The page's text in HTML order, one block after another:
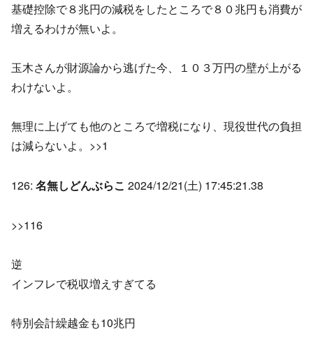
基礎控除で８兆円の減税をしたところで８０兆円も消費が
増えるわけが無いよ。
玉木さんが財源論から逃げた今、１０３万円の壁が上がる
わけないよ。
無理に上げても他のところで増税になり、現役世代の負担
は減らないよ。>>1
126: 名無しどんぶらこ 2024/12/21(土) 17:45:21.38
>>116
逆
インフレで税収増えすぎてる
特別会計繰越金も10兆円